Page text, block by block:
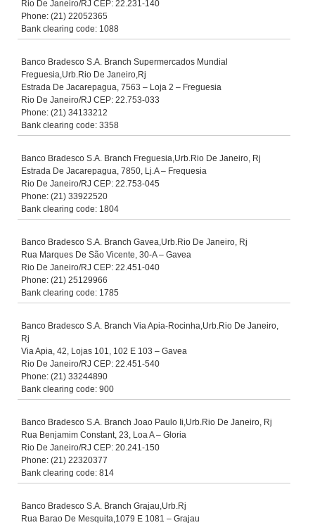
Rio De Janeiro/RJ CEP: 22.231-140
Phone: (21) 22052365
Bank clearing code: 1088
Banco Bradesco S.A. Branch Supermercados Mundial
Freguesia,Urb.Rio De Janeiro,Rj
Estrada De Jacarepagua, 7563 – Loja 2 – Freguesia
Rio De Janeiro/RJ CEP: 22.753-033
Phone: (21) 34133212
Bank clearing code: 3358
Banco Bradesco S.A. Branch Freguesia,Urb.Rio De Janeiro, Rj
Estrada De Jacarepagua, 7850, Lj.A – Frequesia
Rio De Janeiro/RJ CEP: 22.753-045
Phone: (21) 33922520
Bank clearing code: 1804
Banco Bradesco S.A. Branch Gavea,Urb.Rio De Janeiro, Rj
Rua Marques De São Vicente, 30-A – Gavea
Rio De Janeiro/RJ CEP: 22.451-040
Phone: (21) 25129966
Bank clearing code: 1785
Banco Bradesco S.A. Branch Via Apia-Rocinha,Urb.Rio De Janeiro,
Rj
Via Apia, 42, Lojas 101, 102 E 103 – Gavea
Rio De Janeiro/RJ CEP: 22.451-540
Phone: (21) 33244890
Bank clearing code: 900
Banco Bradesco S.A. Branch Joao Paulo Ii,Urb.Rio De Janeiro, Rj
Rua Benjamim Constant, 23, Loa A – Gloria
Rio De Janeiro/RJ CEP: 20.241-150
Phone: (21) 22320377
Bank clearing code: 814
Banco Bradesco S.A. Branch Grajau,Urb.Rj
Rua Barao De Mesquita,1079 E 1081 – Grajau